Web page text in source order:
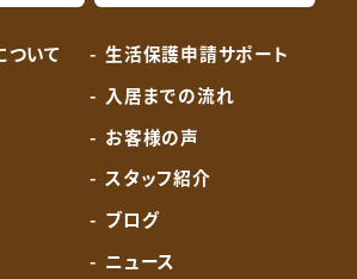
ついて
生活保護申請サポート
入居までの流れ
お客様の声
スタッフ紹介
ブログ
ニュース